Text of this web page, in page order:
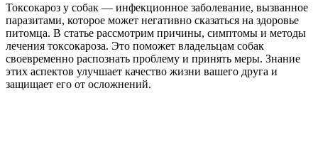
Токсокароз у собак — инфекционное заболевание, вызванное
паразитами, которое может негативно сказаться на здоровье
питомца. В статье рассмотрим причины, симптомы и методы
лечения токсокароза. Это поможет владельцам собак
своевременно распознать проблему и принять меры. Знание
этих аспектов улучшает качество жизни вашего друга и
защищает его от осложнений.